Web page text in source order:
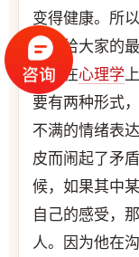
变得健康。所
传递给大家的
在心理学
要有两种形式
不满的情绪表
皮而闹起了矛
候，如果其中
自己的感受，
人。因为他在